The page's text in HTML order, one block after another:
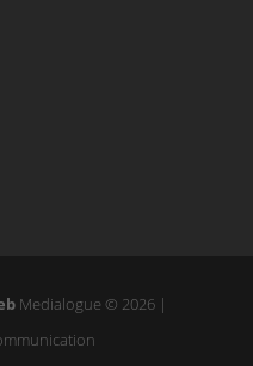
Medialogue © 2026 |